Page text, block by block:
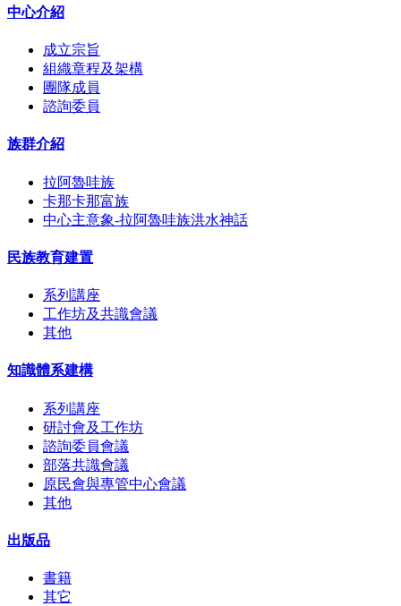
中心介紹
成立宗旨
組織章程及架構
團隊成員
諮詢委員
族群介紹
拉阿魯哇族
卡那卡那富族
中心主意象-拉阿魯哇族洪水神話
民族教育建置
系列講座
工作坊及共識會議
其他
知識體系建構
系列講座
研討會及工作坊
諮詢委員會議
部落共識會議
原民會與專管中心會議
其他
出版品
書籍
其它